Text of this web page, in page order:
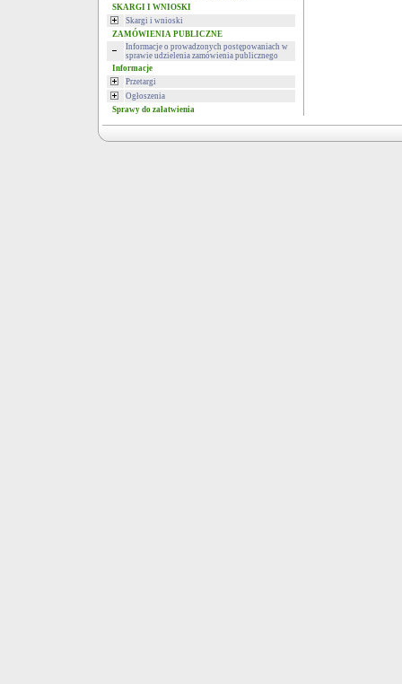
SKARGI I WNIOSKI
Skargi i wnioski
ZAMÓWIENIA PUBLICZNE
Informacje o prowadzonych postępowaniach w
sprawie udzielenia zamówienia publicznego
Informacje
Przetargi
Ogłoszenia
Sprawy do załatwienia